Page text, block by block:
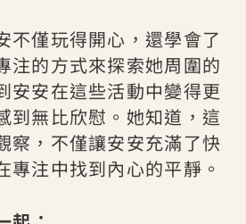
不僅玩得開心，還學會了
注的方式來探索她周圍的
安安在這些活動中變得更
到無比欣慰。她知道，這
察，不僅讓安安充滿了快
專注中找到內心的平靜。